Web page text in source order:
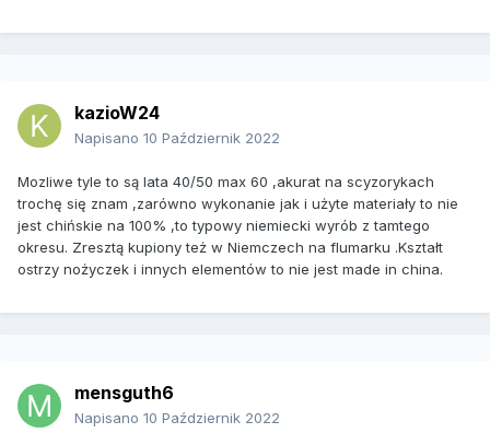
kazioW24
Napisano 10 Październik 2022
Mozliwe tyle to są lata 40/50 max 60 ,akurat na scyzorykach
trochę się znam ,zarówno wykonanie jak i użyte materiały to nie
jest chińskie na 100% ,to typowy niemiecki wyrób z tamtego
okresu. Zresztą kupiony też w Niemczech na flumarku .Kształt
ostrzy nożyczek i innych elementów to nie jest made in china.
mensguth6
Napisano 10 Październik 2022